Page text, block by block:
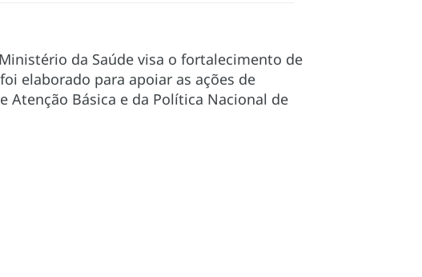
da Saúde visa o fortalecimento de
elaborado para apoiar as ações de
Básica e da Política Nacional de